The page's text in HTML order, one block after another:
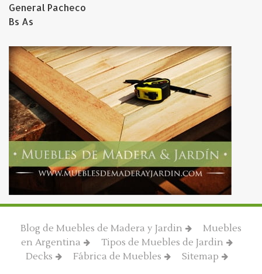
General Pacheco
Bs As
Blog de Muebles de Madera y Jardin
Muebles
en Argentina
Tipos de Muebles de Jardin
Decks
Fábrica de Muebles Sitemap